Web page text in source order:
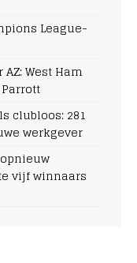
League-
West Ham
clubloos: 281
werkgever
vijf winnaars